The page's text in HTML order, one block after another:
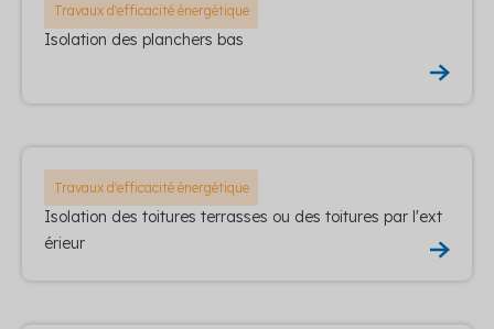
Travaux d'efficacité énergétique
Isolation des planchers bas
Travaux d'efficacité énergétique
Isolation des toitures terrasses ou des toitures par l'ext
érieur